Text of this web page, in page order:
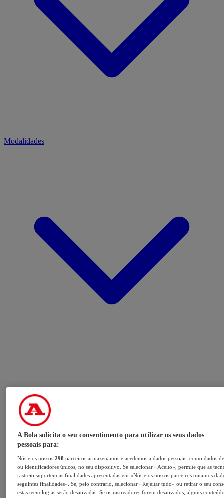
Modalidades
A Bola solicita o seu consentimento para utilizar os seus dados
pessoais para:
Nós e os nossos298 parceiros armazenamos e acedemos a dados pessoais, como dados
ou identificadores únicos, no seu dispositivo. Se selecionar «Aceito», permite que as
rastreio suportem as finalidades apresentadas em «Nós e os nossos parceiros tratamos
seguintes finalidades». Se, pelo contrário, selecionar «Rejeitar tudo» ou retirar o seu
estas tecnologias serão desativadas. Se os rastreadores forem desativados, alguns